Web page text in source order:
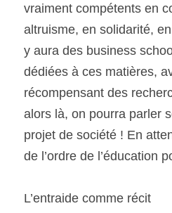
vraiment compétents en
altruisme, en solidarité,
y aura des business
dédiées à ces matières,
récompensant des
alors là, on pourra parler
projet de société ! En
de l’ordre de l’éducation
L’entraide comme récit